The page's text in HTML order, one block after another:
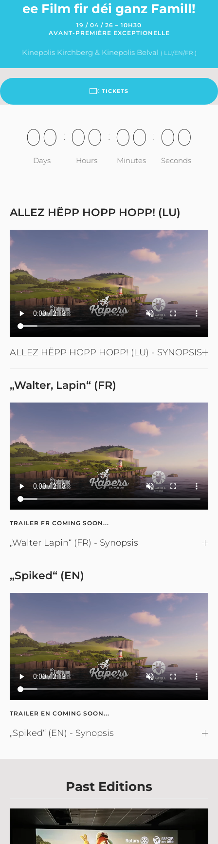
ee Film fir déi ganz Famill!
19 / 04 / 26 – 10H30
AVANT-PREMIÈRE EXCEPTIONELLE
Kinepolis Kirchberg & Kinepolis Belval ( LU/EN/FR )
TICKETS
00
Days
: 00
Hours
: 00
Minutes
: 00
Seconds
ALLEZ HËPP HOPP HOPP! (LU)
ALLEZ HËPP HOPP HOPP! (LU) - SYNOPSIS
„Walter, Lapin“ (FR)
TRAILER FR COMING SOON...
„Walter Lapin“ (FR) - Synopsis
„Spiked“ (EN)
TRAILER EN COMING SOON...
„Spiked“ (EN) - Synopsis
Past Editions